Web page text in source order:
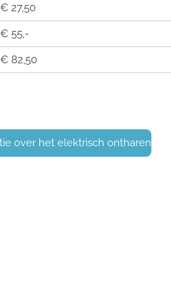
€ 27,50
€ 55,-
€ 82,50
over het elektrisch ontharen